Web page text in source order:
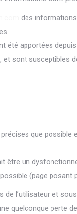
des
été apportées
sont susceptibles
que possible
être un
(page posant
l’utilisateur et
quelconque perte